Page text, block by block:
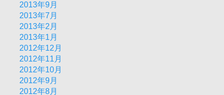
2013年9月
2013年7月
2013年2月
2013年1月
2012年12月
2012年11月
2012年10月
2012年9月
2012年8月